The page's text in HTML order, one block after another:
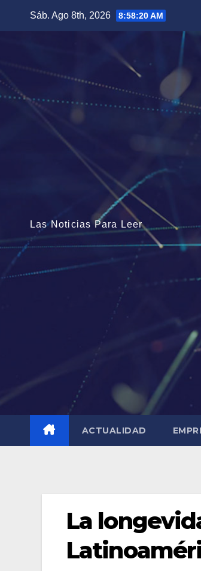
Sáb. Ago 8th, 2026 8:58:21 AM
Las Noticias Para Leer
ACTUALIDAD
La